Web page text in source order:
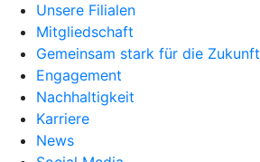
Unsere Filialen
Mitgliedschaft
Gemeinsam stark für die Zukunft
Engagement
Nachhaltigkeit
Karriere
News